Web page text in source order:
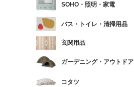
SOHO・照明・家電
バス・トイレ・清掃用品
玄関用品
ガーデニング・アウトドア
コタツ